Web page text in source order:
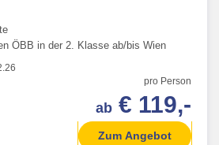
ÖBB in der 2. Klasse ab/bis Wien
pro Person
ab € 119,-
Zum Angebot